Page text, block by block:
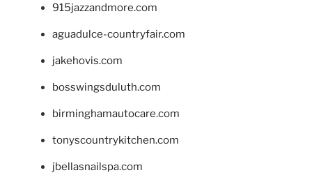
915jazzandmore.com
aguadulce-countryfair.com
jakehovis.com
bosswingsduluth.com
birminghamautocare.com
tonyscountrykitchen.com
jbellasnailspa.com